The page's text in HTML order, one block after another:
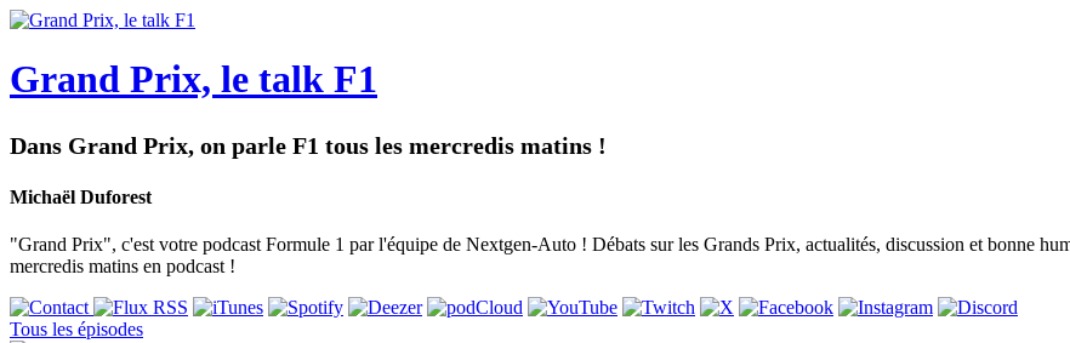
Grand Prix, le talk F1
Dans Grand Prix, on parle F1 tous les mercredis matins !
Michaël Duforest
"Grand Prix", c'est votre podcast Formule 1 par l'équipe de Nextgen-Auto ! Débats sur les Grands Prix, actualités, discussion et bonne
mercredis matins en podcast !
Tous les épisodes